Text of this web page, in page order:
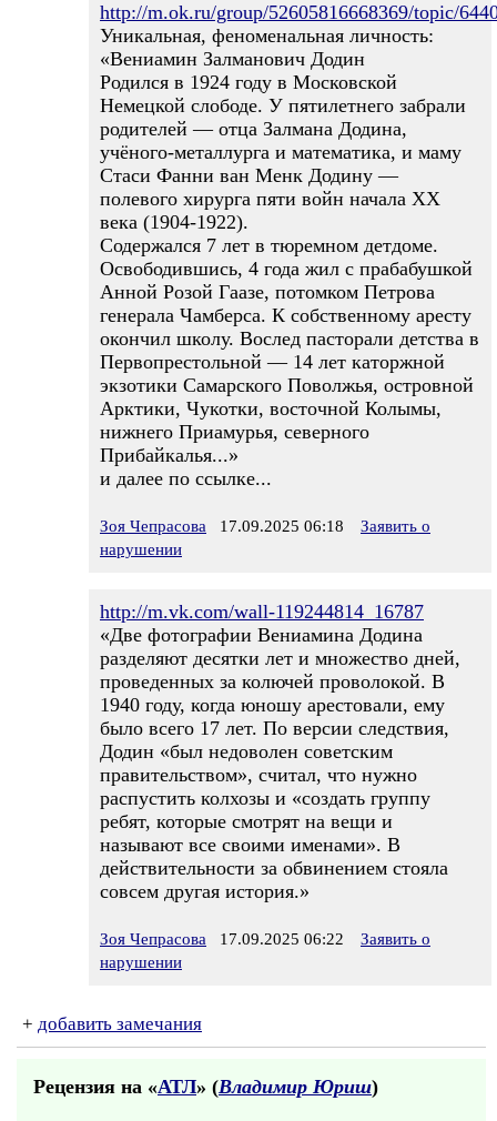
http://m.ok.ru/group/52605816668369/topic/
Уникальная, феноменальная личность:
«Вениамин Залманович Додин
Родился в 1924 году в Московской
Немецкой слободе. У пятилетнего забрали
родителей — отца Залмана Додина,
учёного-металлурга и математика, и маму
Стаси Фанни ван Менк Додину —
полевого хирурга пяти войн начала ХХ
века (1904-1922).
Содержался 7 лет в тюремном детдоме.
Освободившись, 4 года жил с прабабушкой
Анной Розой Гаазе, потомком Петрова
генерала Чамберса. К собственному аресту
окончил школу. Вослед пасторали детства в
Первопрестольной — 14 лет каторжной
экзотики Самарского Поволжья, островной
Арктики, Чукотки, восточной Колымы,
нижнего Приамурья, северного
Прибайкалья...»
и далее по ссылке...
Зоя Чепрасова 17.09.2025 06:18
Заявить о
нарушении
http://m.vk.com/wall-119244814_16787
«Две фотографии Вениамина Додина
разделяют десятки лет и множество дней,
проведенных за колючей проволокой. В
1940 году, когда юношу арестовали, ему
было всего 17 лет. По версии следствия,
Додин «был недоволен советским
правительством», считал, что нужно
распустить колхозы и «создать группу
ребят, которые смотрят на вещи и
называют все своими именами». В
действительности за обвинением стояла
совсем другая история.»
Зоя Чепрасова 17.09.2025 06:22
Заявить о
нарушении
+ добавить замечания
Рецензия на «АТЛ» (Владимир Юриш)